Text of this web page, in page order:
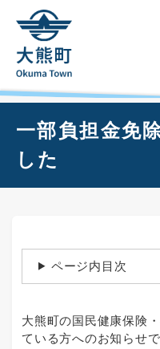
頭
メニュ
一部負担金免
した
ページ内目次
大熊町の国民健康保険
ている方へのお知らせ